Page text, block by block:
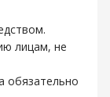
лицам, не
обязательно